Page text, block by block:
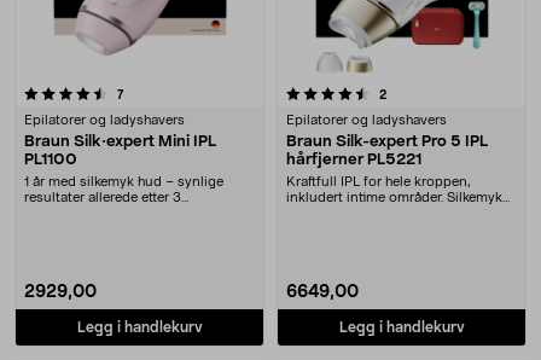
7anmeldelser
Epilatorer og ladyshavers
Braun Silk·expert Mini IPL
PL1100
1 år med silkemyk hud – synlige
resultater allerede etter 3
2929,00
Legg i handlekurv
4.5 av 5 stjerner 2anmeldelser
Epilatorer og ladyshavers
Braun Silk-expert Pro 5 IPL
hårfjerner PL5221
Kraftfull IPL for hele kroppen,
inkludert intime områder. Silkemyk
6649,00
Legg i handlekurv